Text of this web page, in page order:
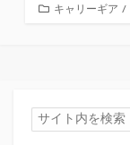
カ
キャリーギア /
検
索